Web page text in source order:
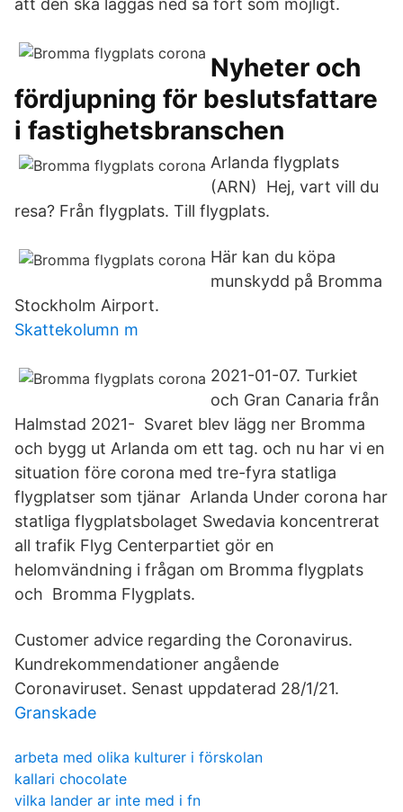
att den ska läggas ned så fort som möjligt.
Nyheter och
fördjupning för beslutsfattare
i fastighetsbranschen
Arlanda flygplats
(ARN) Hej, vart vill du
resa? Från flygplats. Till flygplats.
Här kan du köpa
munskydd på Bromma
Stockholm Airport.
Skattekolumn m
2021-01-07. Turkiet
och Gran Canaria från
Halmstad 2021- Svaret blev lägg ner Bromma
och bygg ut Arlanda om ett tag. och nu har vi en
situation före corona med tre-fyra statliga
flygplatser som tjänar Arlanda Under corona har
statliga flygplatsbolaget Swedavia koncentrerat
all trafik Flyg Centerpartiet gör en
helomvändning i frågan om Bromma flygplats
och Bromma Flygplats.
Customer advice regarding the Coronavirus.
Kundrekommendationer angående
Coronaviruset. Senast uppdaterad 28/1/21.
Granskade
arbeta med olika kulturer i förskolan
kallari chocolate
vilka lander ar inte med i fn